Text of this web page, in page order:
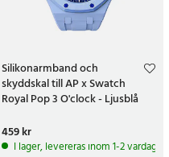
Silikonarmband och
skyddskal till AP x Swatch
Royal Pop 3 O'clock - Ljusblå
Pris:459 kr
459 kr
I lager, levereras inom 1-2 vardagar